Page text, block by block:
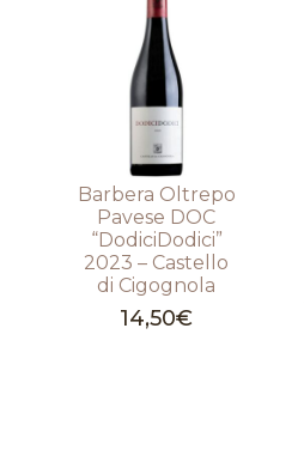
Barbera Oltrepo
Pavese DOC
“DodiciDodici”
2023 – Castello
di Cigognola
14,50€